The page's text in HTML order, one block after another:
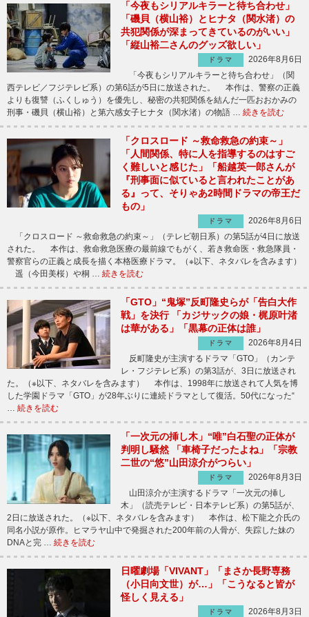
「今夜もシリアルキラーと待ち合わせ」
「磯貝（横山裕）とヒナタ（関水渚）の
共犯関係が深まってきているのがいい」
「縦山裕二さんのグッズ欲しい」
ドラマ
2026年8月6日
「今夜もシリアルキラーと待ち合わせ」（関
西テレビ／フジテレビ系）の第6話が5日に放送された。 本作は、警察の正義
よりも復讐（ふくしゅう）を優先し、秘密の共犯関係を結んだ一匹おおかみの
刑事・磯貝（横山裕）と第六感女子ヒナタ（関水渚）の物語 … 続きを読む
「クロスロード ～救命救急の約束～」
「人間関係、特に人を指導するのはすご
く難しいと感じた」「船越英一郎さんが
『刑事面に似ていると言われたことがあ
る』って、そりゃあ2時間ドラマの帝王だ
もの」
ドラマ
2026年8月6日
「クロスロード ～救命救急の約束～」（テレビ朝日系）の第5話が4日に放送
された。 本作は、救命救急医療の最前線でもがく、若き救命医・救急隊員・
警察官らの正義と成長を描く本格医療ドラマ。（※以下、ネタバレを含みます）
遥（今田美桜）や桐 … 続きを読む
「GTO」“鬼塚”反町隆史らが「告白大作
戦」を決行 「カジサックの娘・梶原叶渚
は華がある」「黒幕の正体は誰」
ドラマ
2026年8月4日
反町隆史が主演するドラマ「GTO」（カンテ
レ・フジテレビ系）の第3話が、3日に放送され
た。（※以下、ネタバレを含みます） 本作は、1998年に放送されて人気を博
した学園ドラマ「GTO」が28年ぶりに連続ドラマとして復活。50代になった“
… 続きを読む
「一次元の挿し木」“唯”白石聖の正体が
判明し騒然 「車椅子だったよね」「宗教
二世の“悠”山田涼介がつらい」
ドラマ
2026年8月3日
山田涼介が主演するドラマ「一次元の挿し
木」（読売テレビ・日本テレビ系）の第5話が、
2日に放送された。（※以下、ネタバレを含みます） 本作は、松下龍之介氏の
同名小説が原作。ヒマラヤ山中で発掘された200年前の人骨が、失踪した妹の
DNAと完 … 続きを読む
日曜劇場「VIVANT」「まさか長野専務
（小日向文世）が…」「こうなると皆が
怪しく見える」
ドラマ
2026年8月3日